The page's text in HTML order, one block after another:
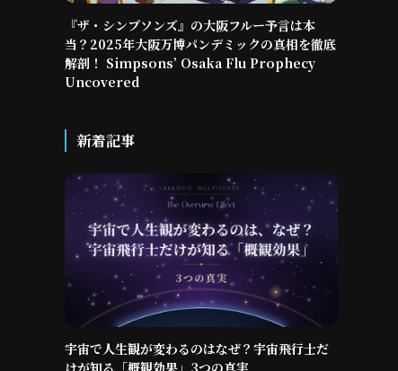
『ザ・シンプソンズ』の大阪フルー予言は本
当？2025年大阪万博パンデミックの真相を徹底
解剖！ Simpsons’ Osaka Flu Prophecy
Uncovered
新着記事
宇宙で人生観が変わるのはなぜ？宇宙飛行士だ
けが知る「概観効果」3つの真実